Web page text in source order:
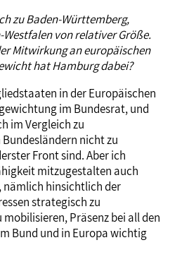
zu Baden-Württemberg,
von relativer Größe.
Mitwirkung an europäischen
hat Hamburg dabei?
in der Europäischen
im Bundesrat, und
im Vergleich zu
nicht zu
Front sind. Aber ich
mitzugestalten auch
nämlich hinsichtlich der
strategisch zu
Präsenz bei all den
Bund und in Europa wichtig